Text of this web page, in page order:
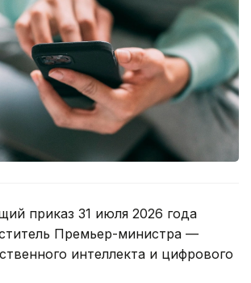
приказ 31 июля 2026 года
Премьер-министра —
интеллекта и цифрового